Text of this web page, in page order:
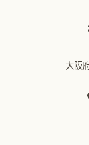
大阪